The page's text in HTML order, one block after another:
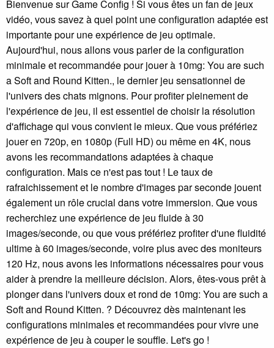
Bienvenue sur Game Config ! Si vous êtes un fan de jeux
vidéo, vous savez à quel point une configuration adaptée est
importante pour une expérience de jeu optimale.
Aujourd'hui, nous allons vous parler de la configuration
minimale et recommandée pour jouer à 10mg: You are such
a Soft and Round Kitten., le dernier jeu sensationnel de
l'univers des chats mignons. Pour profiter pleinement de
l'expérience de jeu, il est essentiel de choisir la résolution
d'affichage qui vous convient le mieux. Que vous préfériez
jouer en 720p, en 1080p (Full HD) ou même en 4K, nous
avons les recommandations adaptées à chaque
configuration. Mais ce n'est pas tout ! Le taux de
rafraichissement et le nombre d'images par seconde jouent
également un rôle crucial dans votre immersion. Que vous
recherchiez une expérience de jeu fluide à 30
images/seconde, ou que vous préfériez profiter d'une fluidité
ultime à 60 images/seconde, voire plus avec des moniteurs
120 Hz, nous avons les informations nécessaires pour vous
aider à prendre la meilleure décision. Alors, êtes-vous prêt à
plonger dans l'univers doux et rond de 10mg: You are such a
Soft and Round Kitten. ? Découvrez dès maintenant les
configurations minimales et recommandées pour vivre une
expérience de jeu à couper le souffle. Let's go !